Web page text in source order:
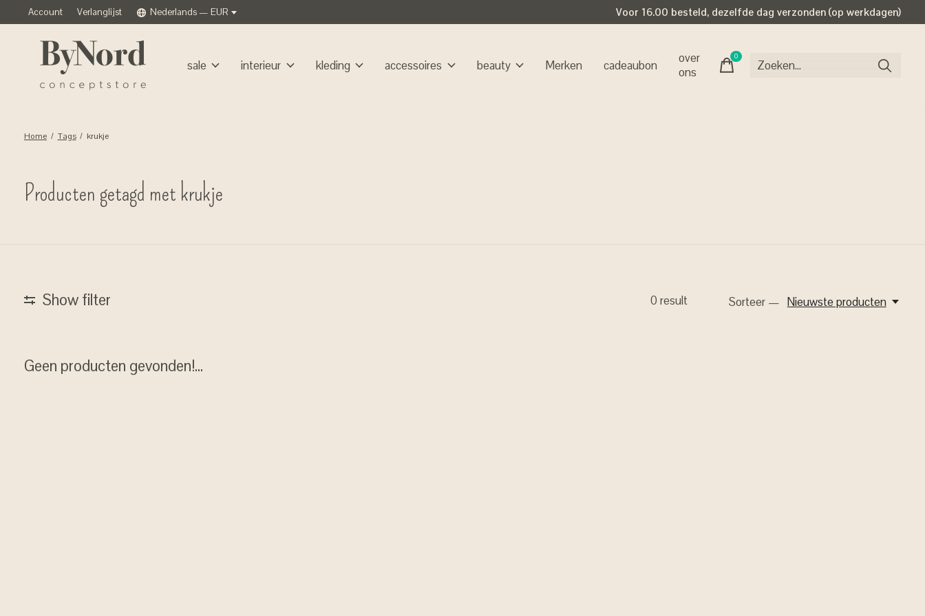
Account Verlanglijst Nederlands — EUR Voor 16.00 besteld, dezelfde dag verzonden (op werkdagen)
sale interieur kleding accessoires beauty Merken cadeaubon
over
ons
0items
Home / Tags / krukje
Producten getagd met krukje
Show filter 0 result Sorteer — Nieuwste producten
Geen producten gevonden!...